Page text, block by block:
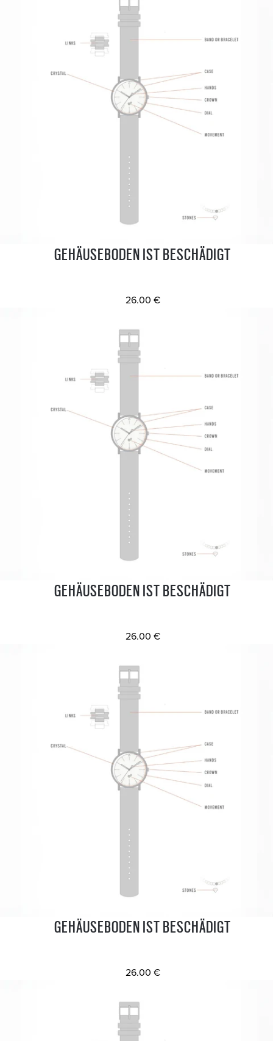
GEHÄUSEBODEN IST BESCHÄDIGT
26.00 €
GEHÄUSEBODEN IST BESCHÄDIGT
26.00 €
GEHÄUSEBODEN IST BESCHÄDIGT
26.00 €